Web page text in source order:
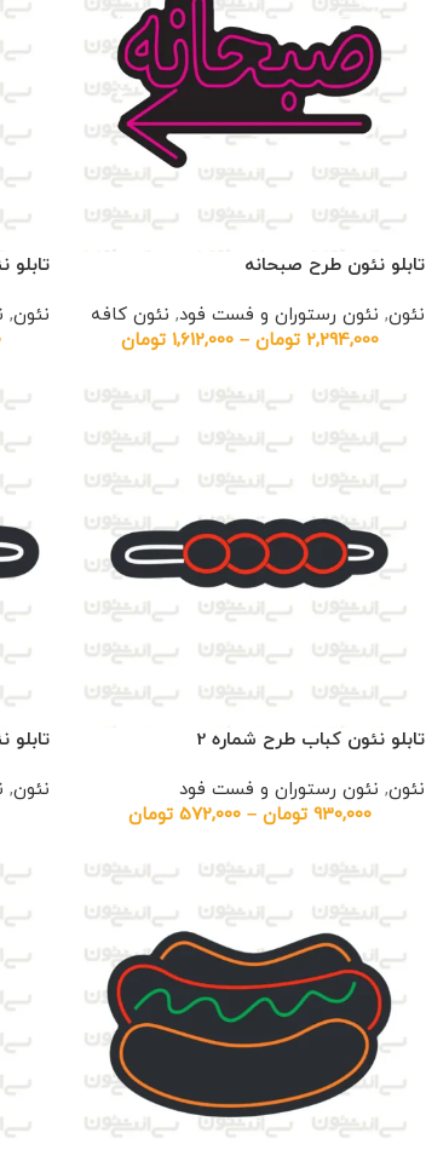
تابلو نئون طرح صبحانه
نئون, نئون رستوران و فست فود, نئون کافه
2,294,000 تومان –
1,612,000 تومان
تابلو
نئون,
تابلو نئون کباب طرح شماره 2
نئون, نئون رستوران و فست فود
930,000 تومان –
572,000 تومان
تابلو
نئون,